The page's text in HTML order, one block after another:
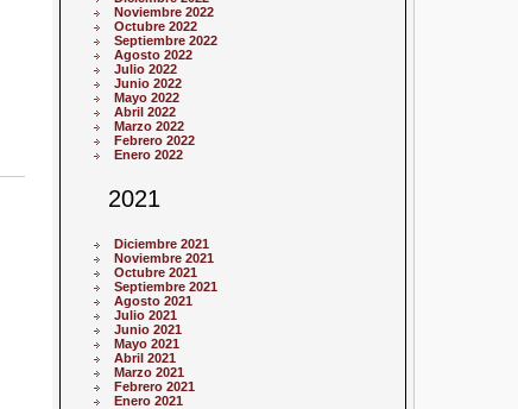
Noviembre 2022
Octubre 2022
Septiembre 2022
Agosto 2022
Julio 2022
Junio 2022
Mayo 2022
Abril 2022
Marzo 2022
Febrero 2022
Enero 2022
2021
Diciembre 2021
Noviembre 2021
Octubre 2021
Septiembre 2021
Agosto 2021
Julio 2021
Junio 2021
Mayo 2021
Abril 2021
Marzo 2021
Febrero 2021
Enero 2021